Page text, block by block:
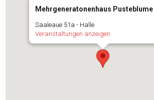
Mehrgeneratonenhaus Pusteblume
Saaleaue 51a - Halle
Veranstaltungen anzeigen